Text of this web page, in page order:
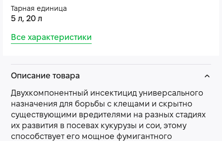
Тарная единица
5 л, 20 л
Все характеристики
Описание товара
Двухкомпонентный инсектицид универсального
назначения для борьбы с клещами и скрытно
существующими вредителями на разных стадиях
их развития в посевах кукурузы и сои, этому
способствует его мощное фумигантного